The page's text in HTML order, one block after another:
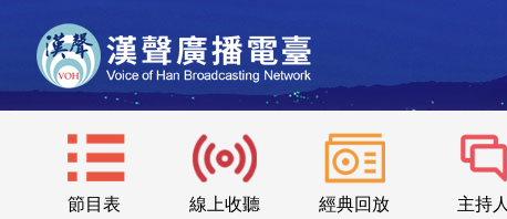
節目表 線上收聽 經典回放 主持人